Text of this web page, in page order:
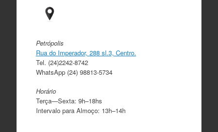
Petrópolis
Rua do Imperador, 288 sl.3, Centro.
Tel. (24)2242-8742
WhatsApp (24) 98813-5734
Horário
Terça—Sexta: 9h–18hs
Intervalo para Almoço: 13h–14h